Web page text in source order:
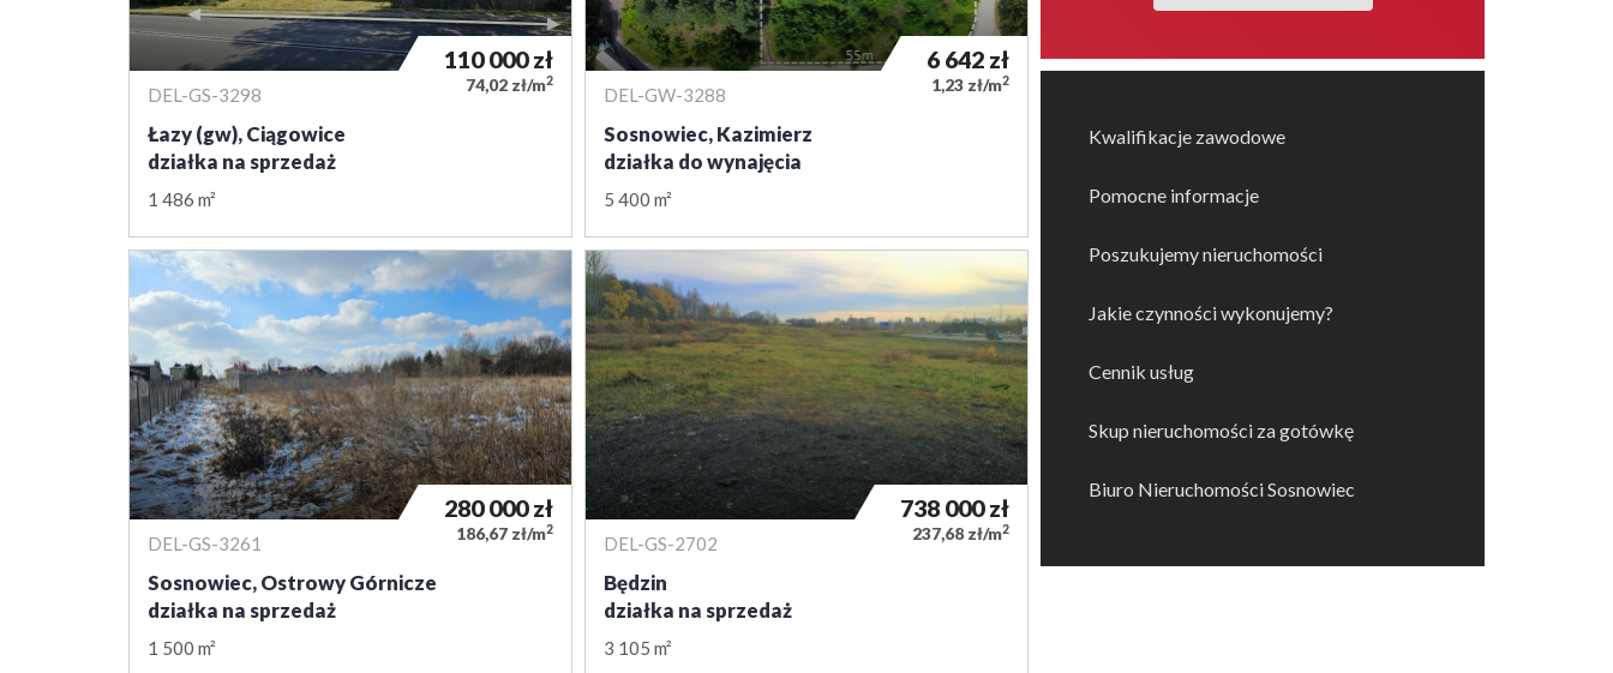
Kwalifikacje zawodowe
Pomocne informacje
Poszukujemy nieruchomości
Jakie czynności wykonujemy?
Cennik usług
Skup nieruchomości za gotówkę
Biuro Nieruchomości Sosnowiec
DEL-GS-3298
Łazy (gw), Ciągowice
działka na sprzedaż
1 486 m²
110 000zł
74,02 zł/m2
DEL-GW-3288
Sosnowiec, Kazimierz
działka do wynajęcia
5 400 m²
6 642 zł
1,23 zł/m2
DEL-GS-3261
Sosnowiec, Ostrowy Górnicze
działka na sprzedaż
1 500 m²
280 000zł
186,67 zł/m2
DEL-GS-2702
Będzin
działka na sprzedaż
3 105 m²
738 000zł
237,68 zł/m2